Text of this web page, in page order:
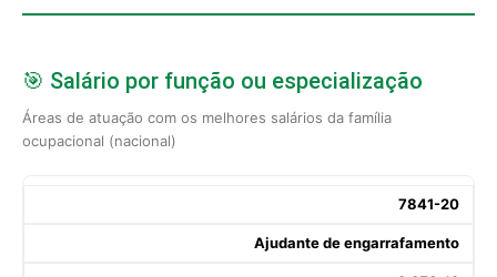
🎯 Salário por função ou especialização
Áreas de atuação com os melhores salários da família
ocupacional (nacional)
7841-20
Ajudante de engarrafamento